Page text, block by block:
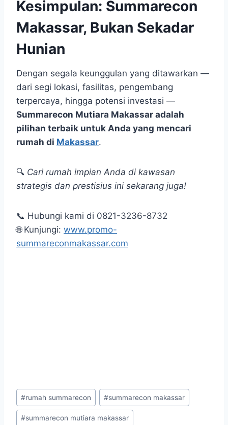
Kesimpulan: Summarecon
Makassar, Bukan Sekadar
Hunian
Dengan segala keunggulan yang ditawarkan —
dari segi lokasi, fasilitas, pengembang
terpercaya, hingga potensi investasi —
Summarecon Mutiara Makassar adalah
pilihan terbaik untuk Anda yang mencari
rumah di Makassar.
🔍 Cari rumah impian Anda di kawasan
strategis dan prestisius ini sekarang juga!
📞 Hubungi kami di 0821-3236-8732
🌐 Kunjungi: www.promo-
summareconmakassar.com
Post
Tags:
#rumah summarecon #summarecon makassar
#summarecon mutiara makassar